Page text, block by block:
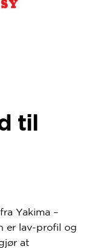
til
Yakima –
er lav-profil og
at